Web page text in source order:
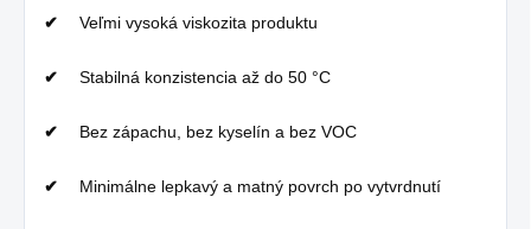
Veľmi vysoká viskozita produktu
Stabilná konzistencia až do 50 °C
Bez zápachu, bez kyselín a bez VOC
Minimálne lepkavý a matný povrch po vytvrdnutí